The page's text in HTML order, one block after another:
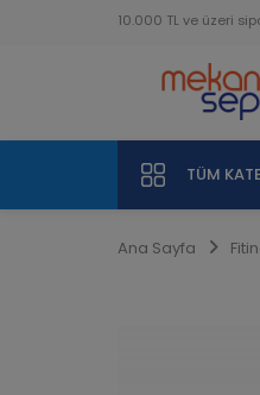
10.000 TL ve üzeri
TÜM
Ana Sayfa